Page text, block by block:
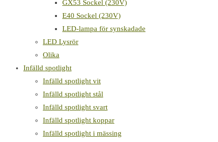
GX53 Sockel (230V)
E40 Sockel (230V)
LED-lampa för synskadade
LED Lysrör
Olika
Infälld spotlight
Infälld spotlight vit
Infälld spotlight stål
Infälld spotlight svart
Infälld spotlight koppar
Infälld spotlight i mässing